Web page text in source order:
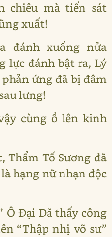
chiêu mà tiến sát
xuất!
đánh xuống nửa
lực đánh bật ra, Lý
ứng đã bị đâm
lưng!
cùng ồ lên kinh
Thẩm Tố Sương đã
hạng nữ nhạn độc
Ô Đại Dã thấy công
“Thập nhị võ sư”